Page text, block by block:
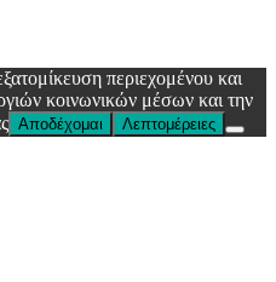
περιεχομένου και
κοινωνικών μέσων και την
Αποδέχομαι Λεπτομέρειες